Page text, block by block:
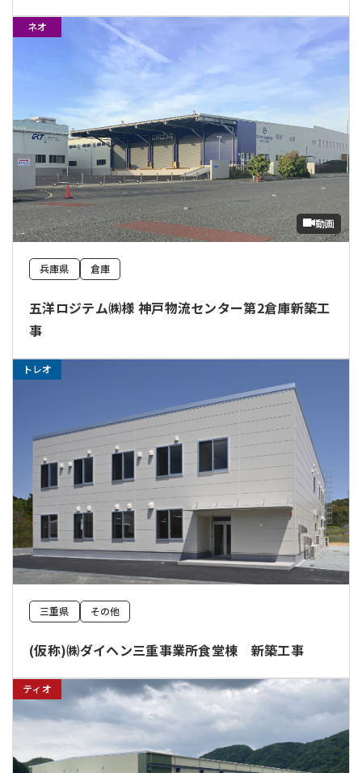
ネオ
動画
兵庫県 倉庫
五洋ロジテム㈱様 神戸物流センター第2倉庫新築工
事
トレオ
三重県 その他
(仮称)㈱ダイヘン三重事業所食堂棟 新築工事
ティオ